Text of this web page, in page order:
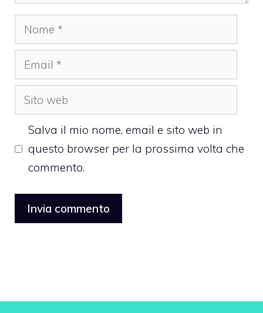
Nome
Email
Sito
web
Salva il mio nome, email e sito web in
questo browser per la prossima volta che
commento.